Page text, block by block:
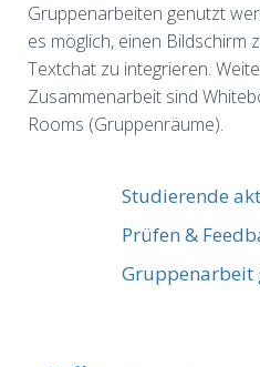
Gruppenarbeiten genutzt
es möglich, einen Bildschirm
Textchat zu integrieren.
Zusammenarbeit sind
Rooms (Gruppenräume).
Studierende
Prüfen &
Gruppenarbeit